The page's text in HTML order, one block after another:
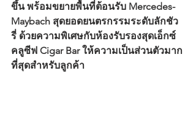
ขึ้น พร้อมขยายพื้นที่ต้อนรับ Mercedes-
Maybach สุดยอดยนตรกรรมระดับลักชัว
รี่ ด้วยความพิเศษกับห้องรับรองสุดเอ็กซ์
คลูซีฟ Cigar Bar ให้ความเป็นส่วนตัวมาก
ที่สุดสำหรับลูกค้า